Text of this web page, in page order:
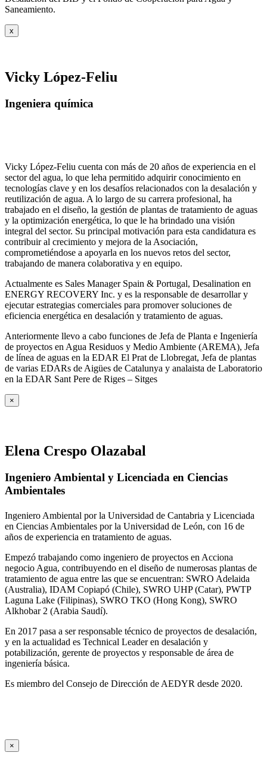
Saneamiento.
x
Vicky López-Feliu
Ingeniera química
Vicky López-Feliu cuenta con más de 20 años de experiencia en el
sector del agua, lo que leha permitido adquirir conocimiento en
tecnologías clave y en los desafíos relacionados con la desalación y
reutilización de agua. A lo largo de su carrera profesional, ha
trabajado en el diseño, la gestión de plantas de tratamiento de aguas
y la optimización energética, lo que le ha brindado una visión
integral del sector. Su principal motivación para esta candidatura es
contribuir al crecimiento y mejora de la Asociación,
comprometiéndose a apoyarla en los nuevos retos del sector,
trabajando de manera colaborativa y en equipo.
Actualmente es Sales Manager Spain & Portugal, Desalination en
ENERGY RECOVERY Inc. y es la responsable de desarrollar y
ejecutar estrategias comerciales para promover soluciones de
eficiencia energética en desalación y tratamiento de aguas.
Anteriormente llevo a cabo funciones de Jefa de Planta e Ingeniería
de proyectos en Agua Residuos y Medio Ambiente (AREMA), Jefa
de línea de aguas en la EDAR El Prat de Llobregat, Jefa de plantas
de varias EDARs de Aigües de Catalunya y analaista de Laboratorio
en la EDAR Sant Pere de Riges – Sitges
×
Elena Crespo Olazabal
Ingeniero Ambiental y Licenciada en Ciencias
Ambientales
Ingeniero Ambiental por la Universidad de Cantabria y Licenciada
en Ciencias Ambientales por la Universidad de León, con 16 de
años de experiencia en tratamiento de aguas.
Empezó trabajando como ingeniero de proyectos en Acciona
negocio Agua, contribuyendo en el diseño de numerosas plantas de
tratamiento de agua entre las que se encuentran: SWRO Adelaida
(Australia), IDAM Copiapó (Chile), SWRO UHP (Catar), PWTP
Laguna Lake (Filipinas), SWRO TKO (Hong Kong), SWRO
Alkhobar 2 (Arabia Saudí).
En 2017 pasa a ser responsable técnico de proyectos de desalación,
y en la actualidad es Technical Leader en desalación y
potabilización, gerente de proyectos y responsable de área de
ingeniería básica.
Es miembro del Consejo de Dirección de AEDYR desde 2020.
×